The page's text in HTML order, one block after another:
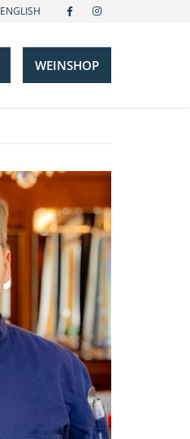
ENGLISH
WEINSHOP